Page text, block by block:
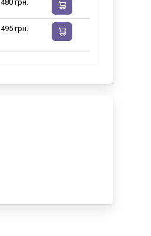
480 грн.
495 грн.